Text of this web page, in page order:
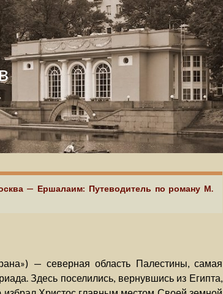
— Ершалаим: Путеводитель по роману М.
— северная область Палестины, самая
Здесь поселились, вернувшись из Египта,